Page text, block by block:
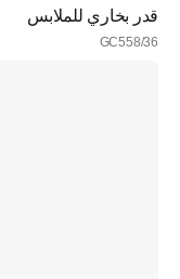
قدر بخاري للملابس
GC558/36